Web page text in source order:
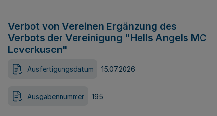
Verbot von Vereinen Ergänzung des
Verbots der Vereinigung "Hells Angels MC
Leverkusen"
Ausfertigungsdatum 15.07.2026
Ausgabennummer 195